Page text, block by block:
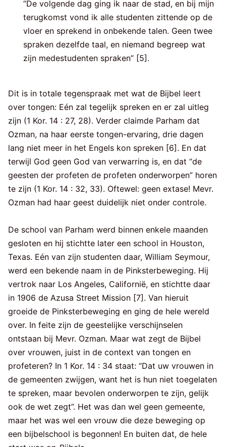
“De volgende dag ging ik naar de stad, en bij mijn
terugkomst vond ik alle studenten zittende op de
vloer en sprekend in onbekende talen. Geen twee
spraken dezelfde taal, en niemand begreep wat
zijn medestudenten spraken” [5].
Dit is in totale tegenspraak met wat de Bijbel leert
over tongen: Eén zal tegelijk spreken en er zal uitleg
zijn (1 Kor. 14 : 27, 28). Verder claimde Parham dat
Ozman, na haar eerste tongen-ervaring, drie dagen
lang niet meer in het Engels kon spreken [6]. En dat
terwijl God geen God van verwarring is, en dat “de
geesten der profeten de profeten onderworpen” horen
te zijn (1 Kor. 14 : 32, 33). Oftewel: geen extase! Mevr.
Ozman had haar geest duidelijk niet onder controle.
De school van Parham werd binnen enkele maanden
gesloten en hij stichtte later een school in Houston,
Texas. Eén van zijn studenten daar, William Seymour,
werd een bekende naam in de Pinksterbeweging. Hij
vertrok naar Los Angeles, Californië, en stichtte daar
in 1906 de Azusa Street Mission [7]. Van hieruit
groeide de Pinksterbeweging en ging de hele wereld
over. In feite zijn de geestelijke verschijnselen
ontstaan bij Mevr. Ozman. Maar wat zegt de Bijbel
over vrouwen, juist in de context van tongen en
profeteren? In 1 Kor. 14 : 34 staat: “Dat uw vrouwen in
de gemeenten zwijgen, want het is hun niet toegelaten
te spreken, maar bevolen onderworpen te zijn, gelijk
ook de wet zegt”. Het was dan wel geen gemeente,
maar het was wel een vrouw die deze beweging op
een bijbelschool is begonnen! En buiten dat, de hele